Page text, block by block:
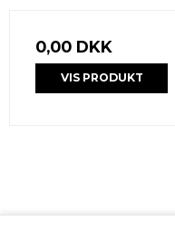
0,00 DKK
VIS PRODUKT